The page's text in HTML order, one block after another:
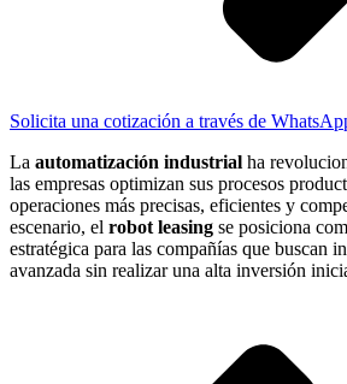
Solicita una cotización a través de
La automatización industrial ha
las empresas optimizan sus procesos
operaciones más precisas, eficientes y
escenario, el robot leasing se posiciona
estratégica para las compañías que buscan
avanzada sin realizar una alta inversión